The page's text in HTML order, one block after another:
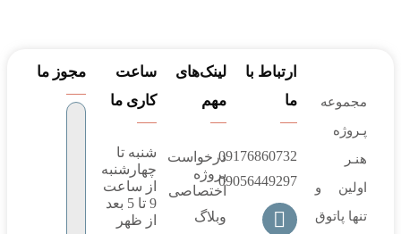
مجموعه
پـروژه‌
هنـر
اولین و
تنها پاتوق
ارتباط با
ما
09176860732
09056449297
لینک‌های
مهم
درخواست
پروژه
اختصاصی
وبلاگ
ساعت
کاری ما
شنبه تا
چهارشنبه
از ساعت
9 تا 5 بعد
از ظهر
مجوز ما